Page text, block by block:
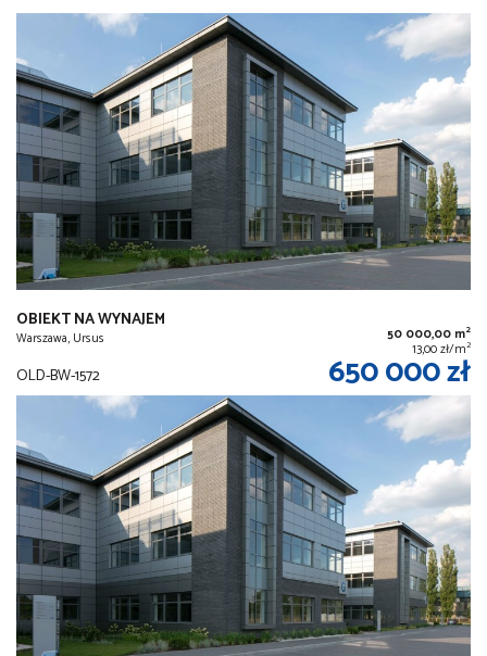
OBIEKT NA WYNAJEM
Warszawa, Ursus 50 000,00 m2
13,00 zł/m2
OLD-BW-1572 650 000 zł